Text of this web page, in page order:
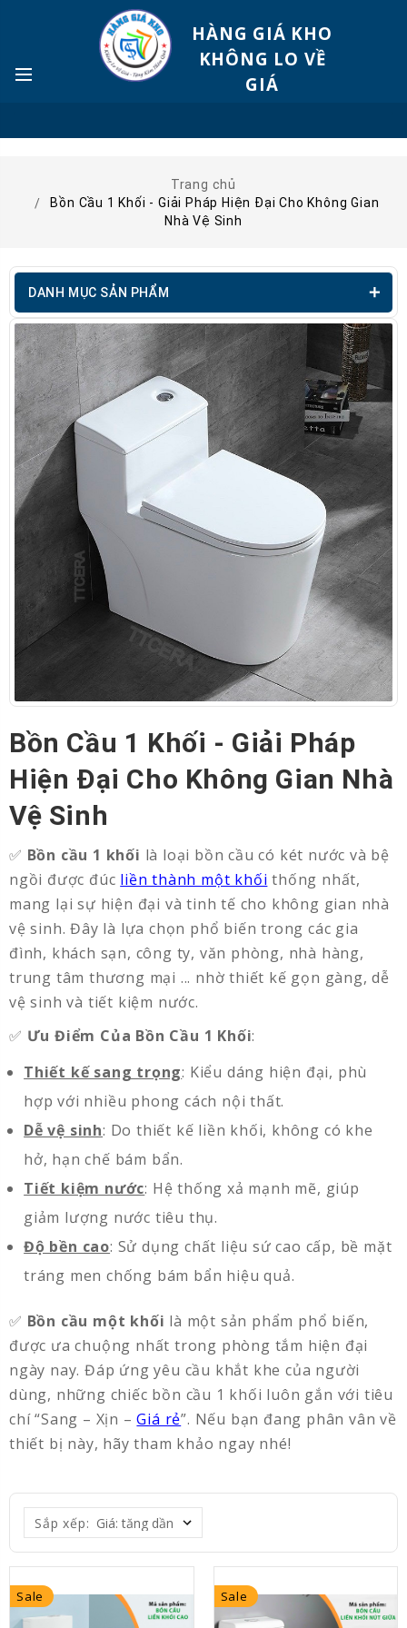
HÀNG GIÁ KHO
KHÔNG LO VỀ
GIÁ
Trang chủ
Bồn Cầu 1 Khối - Giải Pháp Hiện Đại Cho Không Gian
Nhà Vệ Sinh
DANH MỤC SẢN PHẨM
Bồn Cầu 1 Khối - Giải Pháp
Hiện Đại Cho Không Gian Nhà
Vệ Sinh
✅ Bồn cầu 1 khối là loại bồn cầu có két nước và bệ
ngồi được đúc liền thành một khối thống nhất,
mang lại sự hiện đại và tinh tế cho không gian nhà
vệ sinh. Đây là lựa chọn phổ biến trong các gia
đình, khách sạn, công ty, văn phòng, nhà hàng,
trung tâm thương mại ... nhờ thiết kế gọn gàng, dễ
vệ sinh và tiết kiệm nước.
✅ Ưu Điểm Của Bồn Cầu 1 Khối:
Thiết kế sang trọng: Kiểu dáng hiện đại, phù
hợp với nhiều phong cách nội thất.
Dễ vệ sinh: Do thiết kế liền khối, không có khe
hở, hạn chế bám bẩn.
Tiết kiệm nước: Hệ thống xả mạnh mẽ, giúp
giảm lượng nước tiêu thụ.
Độ bền cao: Sử dụng chất liệu sứ cao cấp, bề mặt
tráng men chống bám bẩn hiệu quả.
✅ Bồn cầu một khối là một sản phẩm phổ biến,
được ưa chuộng nhất trong phòng tắm hiện đại
ngày nay. Đáp ứng yêu cầu khắt khe của người
dùng, những chiếc bồn cầu 1 khối luôn gắn với tiêu
chí “Sang – Xịn –Giá rẻ”. Nếu bạn đang phân vân về
thiết bị này, hãy tham khảo ngay nhé!
Sắp xếp:
Sale Sale